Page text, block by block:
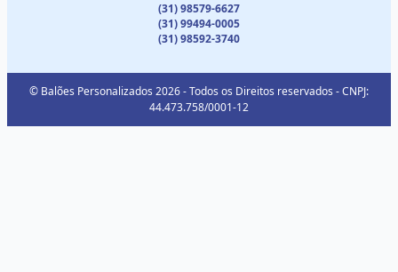
(31) 98579-6627
(31) 99494-0005
(31) 98592-3740
© Balões Personalizados 2026 - Todos os Direitos reservados - CNPJ:
44.473.758/0001-12